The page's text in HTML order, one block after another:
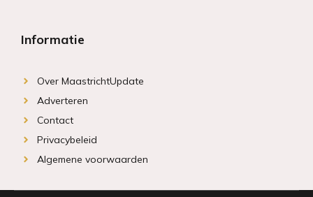
Informatie
Over MaastrichtUpdate
Adverteren
Contact
Privacybeleid
Algemene voorwaarden